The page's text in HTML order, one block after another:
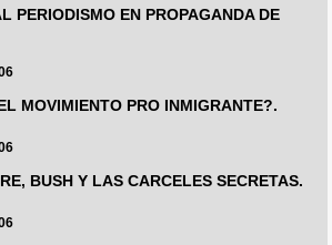
PERIODISMO EN PROPAGANDA DE
MOVIMIENTO PRO INMIGRANTE?.
BUSH Y LAS CARCELES SECRETAS.